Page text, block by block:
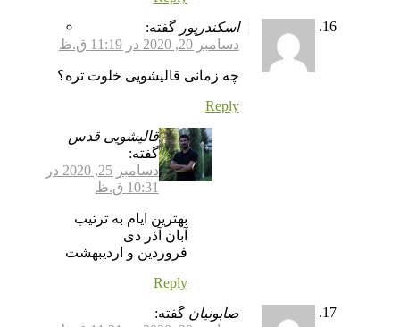
اسکندرپور گفته:
دسامبر 20, 2020 در 11:19 ق.ظ
چه زمانی قالیشویی خلوت تره؟
Reply
قالیشویی قدس
گفته:
دسامبر 25, 2020 در
10:31 ق.ظ
بهترین ایام به ترتیب
آبان آذر دی
فروردین و اردیبهشت
Reply
صابونیان گفته: